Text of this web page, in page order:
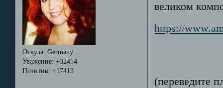
Откуда: Germany
Уважение: +32454
Позитив: +17413
великом
https://
(переведите